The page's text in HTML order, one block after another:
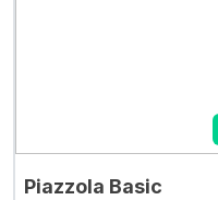
Piazzola Basic